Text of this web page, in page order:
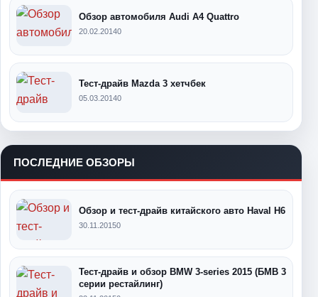
Обзор автомобиля Audi A4 Quattro
20.02.20140
Тест-драйв Mazda 3 хетчбек
05.03.20140
ПОСЛЕДНИЕ ОБЗОРЫ
Обзор и тест-драйв китайского авто Haval H6
30.11.20150
Тест-драйв и обзор BMW 3-series 2015 (БМВ 3
серии рестайлинг)